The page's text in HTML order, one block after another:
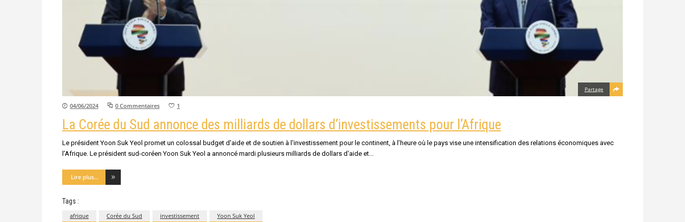
Partage
04/06/2024 0 Commentaires 1
La Corée du Sud annonce des milliards de dollars d’investissements pour l’Afrique
Le président Yoon Suk Yeol promet un colossal budget d'aide et de soutien à l'investissement pour le continent, à l’heure où le pays vise une intensification des relations économiques avec
l’Afrique. Le président sud-coréen Yoon Suk Yeol a annoncé mardi plusieurs milliards de dollars d'aide et
Lire plus...
Tags :
afrique Corée du Sud investissement Yoon Suk Yeol